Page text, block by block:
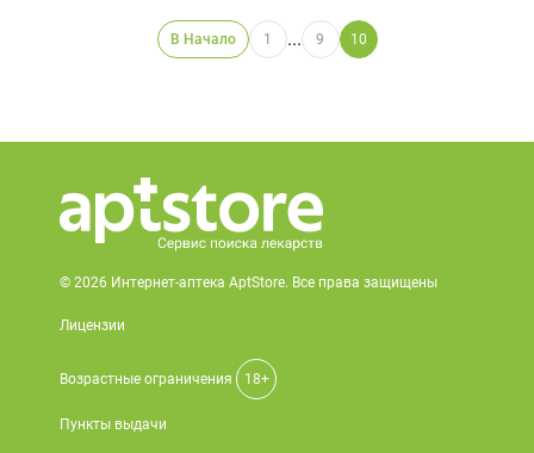
В Начало 1 ... 9 10
© 2026 Интернет-аптека AptStore. Все права защищены
Лицензии
Возрастные ограничения 18+
Пункты выдачи